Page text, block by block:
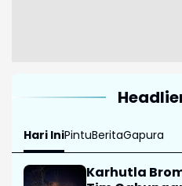
Hari IniPintuBeritaGapura
Karhutla